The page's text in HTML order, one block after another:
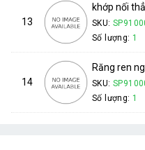
13
khớp nối
SKU:
Số lượng: 1
14
Răng ren
SKU:
Số lượng: 1